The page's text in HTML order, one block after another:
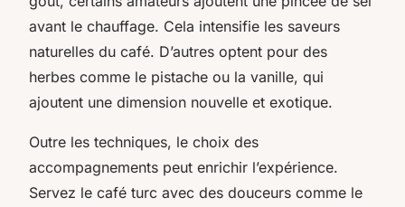
avant le chauffage. Cela intensifie les saveurs
naturelles du café. D’autres optent pour des
herbes comme le pistache ou la vanille, qui
ajoutent une dimension nouvelle et exotique.
Outre les techniques, le choix des
accompagnements peut enrichir l’expérience.
Servez le café turc avec des douceurs comme le